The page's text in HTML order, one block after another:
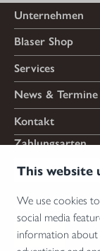
This website
We use cookies
social media
information
Unternehmen
Blaser Shop
Services
News & Termine
Kontakt
Zahlungsarten
Versandarten